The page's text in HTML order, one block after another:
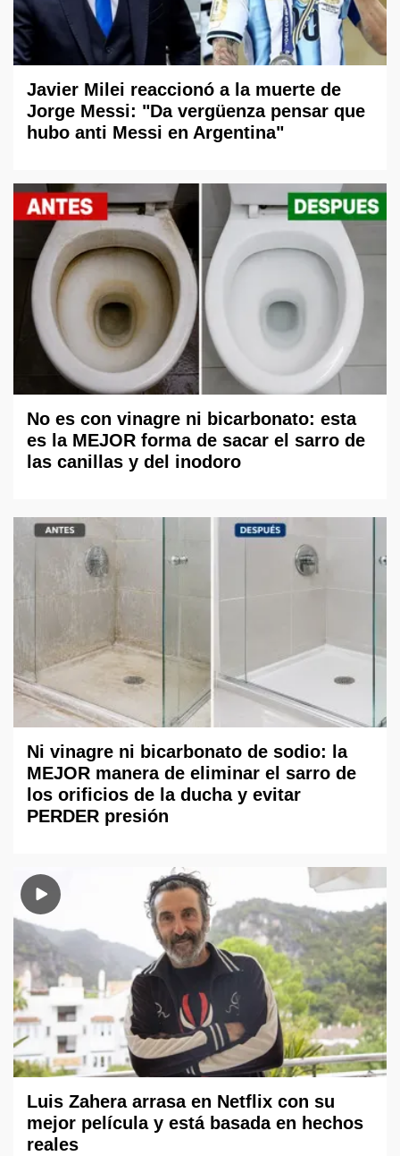
Javier Milei reaccionó a la muerte de
Jorge Messi: "Da vergüenza pensar que
hubo anti Messi en Argentina"
No es con vinagre ni bicarbonato: esta
es la MEJOR forma de sacar el sarro de
las canillas y del inodoro
Ni vinagre ni bicarbonato de sodio: la
MEJOR manera de eliminar el sarro de
los orificios de la ducha y evitar
PERDER presión
Luis Zahera arrasa en Netflix con su
mejor película y está basada en hechos
reales